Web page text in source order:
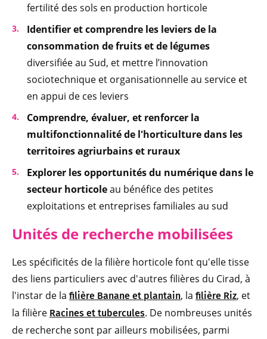
fertilité des sols en production horticole
Identifier et comprendre les leviers de la
consommation de fruits et de légumes
diversifiée au Sud, et mettre l’innovation
sociotechnique et organisationnelle au service et
en appui de ces leviers
Comprendre, évaluer, et renforcer la
multifonctionnalité de l'horticulture dans les
territoires agriurbains et ruraux
Explorer les opportunités du numérique dans le
secteur horticoleau bénéfice des petites
exploitations et entreprises familiales au sud
Unités de recherche mobilisées
Les spécificités de la filière horticole font qu'elle tisse
des liens particuliers avec d'autres filières du Cirad, à
l'instar de la filière Banane et plantain, la filière Riz, et
la filière Racines et tubercules. De nombreuses unités
de recherche sont par ailleurs mobilisées, parmi